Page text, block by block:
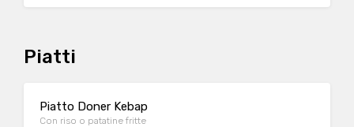
Piatti
Piatto Doner Kebap
Con riso o patatine fritte